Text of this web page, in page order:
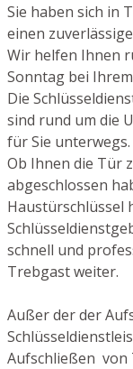
Sie haben sich in
einen
Wir helfen Ihnen
Sonntag bei
Die
sind rund um die
für Sie unterwegs.
Ob Ihnen die Tür
abgeschlossen
Haustürschlüssel
schnell und
Trebgast weiter.
Außer der der
Aufschließen von